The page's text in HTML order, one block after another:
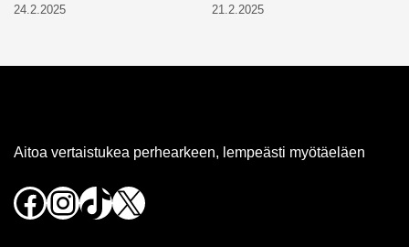
24.2.2025 21.2.2025
Aitoa vertaistukea perhearkeen, lempeästi myötäeläen
Facebook
Instagram
TikTok
X